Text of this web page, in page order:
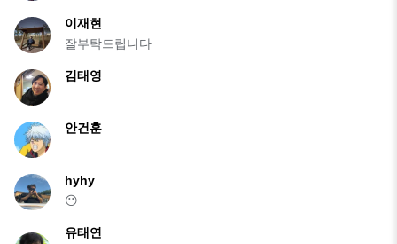
이재현
잘부탁드립니다
김태영
안건훈
hyhy
😶
유태연